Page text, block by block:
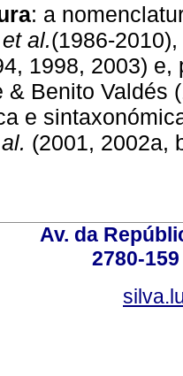
: a
et al.(1986-
1998, 2003)
& Benito Valdés
e
(2001, 2002a,
Av. da
2780-